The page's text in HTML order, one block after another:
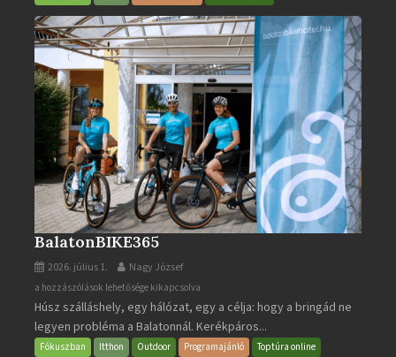
BalatonBIKE365
2026. július 1. Nagy József
BalatonBIKE365
bejegyzéshez
a hozzászólások lehetősége kikapcsolva
Húsz szálláshely, egy hálózat, egy a célja: hogy a bringád ne
legyen probléma a Balatonnál. Kerékpáros...
Fókuszban Itthon Outdoor Programajánló Toptúra online